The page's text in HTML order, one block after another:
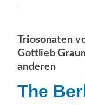
Triosonaten
Gottlieb
anderen
The